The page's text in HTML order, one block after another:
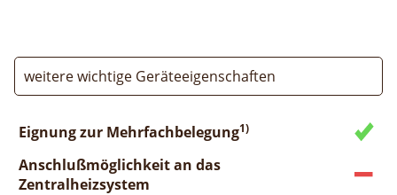
weitere wichtige Geräteeigenschaften
Eignung zur Mehrfachbelegung1)
Anschlußmöglichkeit an das
Zentralheizsystem